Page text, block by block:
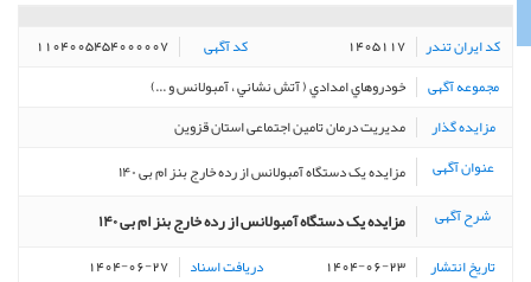
کد ایران تندر 1405117 کد آگهی 1104005454000007
مجموعه آگهی
خودروهاي امدادي ( آتش نشاني ، آمبولانس و ...)
مزایده گذار
مدیریت درمان تامین اجتماعی استان قزوین
عنوان آگهی
مزایده یک دستگاه آمبولانس از رده خارج بنز ام بی ۱۴۰
شرح آگهی
مزایده یک دستگاه آمبولانس از رده خارج بنز ام بی ۱۴۰
تاریخ انتشار 1404-06-23 دریافت اسناد 1404-06-27